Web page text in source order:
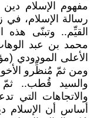
رسالة الإسلام، في
القيِّم.. وتبنّى
محمد بن عبد
الأعلى المودودي
ومن ثمّ مُنظِّرو
والسيد قُطب.. ثمّ
والاتجاهات التي
أساس أن الإسلام